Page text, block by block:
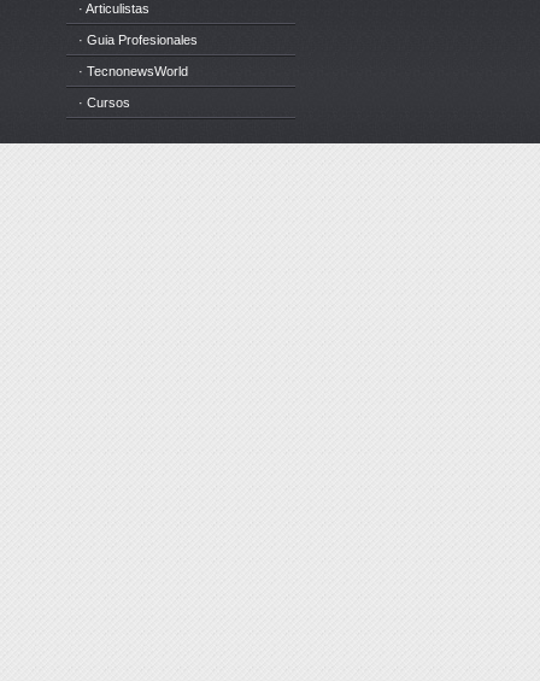
· Articulistas
· Guia Profesionales
· TecnonewsWorld
· Cursos